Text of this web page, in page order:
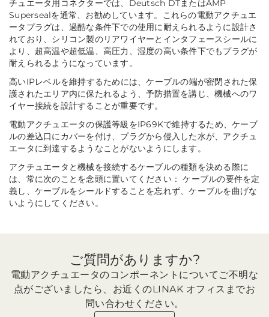
チュエータ用コネクターでは、Deutsch DTまたはAMP
Supersealを通常、お勧めしています。これらの電動アクチュエ
ータプラグは、過酷な条件下での使用に耐えられるように設計さ
れており、シリコン製のリアワイヤーとインタフェースシールに
より、超高温や超低温、高圧力、湿度の高い条件下でもプラグが
耐えられるようになっています。
高いIPレベルを維持するためには、ケーブルの端が密閉された保
護されたエリア内に保たれるよう、予防措置を講じ、機械へのワ
イヤー接続を設計することが重要です。
電動アクチュエータの保護等級をIP69Kで維持するため、ケーブ
ルの差込口にカバーを付け、プラグから侵入した水が、アクチュ
エータに到達するようなことがないようにします。
アクチュエータと機械を接続するケーブルの種類を決める際に
は、常に次のことを念頭に置いてください： ケーブルの要件を定
義し、ケーブルをシールドすることを忘れず、ケーブルを曲げな
いようにしてください。
ご質問がありますか?
電動アクチュエータのコンポーネントについてご不明な
点がございましたら、お近くのLINAK オフィスまでお
問い合わせください。